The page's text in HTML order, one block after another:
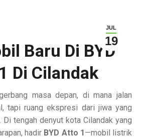
JUL
19
Baru Di BYD
Di Cilandak
masa depan, di mana jalan
tapi ruang ekspresi dari jiwa yang
Di tengah denyut kota Cilandak yang
hadir BYD Atto 1—mobil listrik